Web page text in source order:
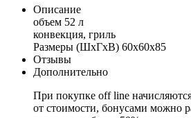
Описание
объем 52 л
конвекция, гриль
Размеры (ШхГхВ) 60x60x85
Отзывы
Дополнительно
При покупке off line
от стоимости, бонусами можно